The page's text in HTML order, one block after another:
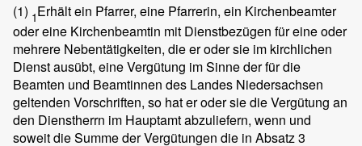
(1) 1Erhält ein Pfarrer, eine Pfarrerin, ein Kirchenbeamter
oder eine Kirchenbeamtin mit Dienstbezügen für eine oder
mehrere Nebentätigkeiten, die er oder sie im kirchlichen
Dienst ausübt, eine Vergütung im Sinne der für die
Beamten und Beamtinnen des Landes Niedersachsen
geltenden Vorschriften, so hat er oder sie die Vergütung an
den Dienstherrn im Hauptamt abzuliefern, wenn und
soweit die Summe der Vergütungen die in Absatz 3